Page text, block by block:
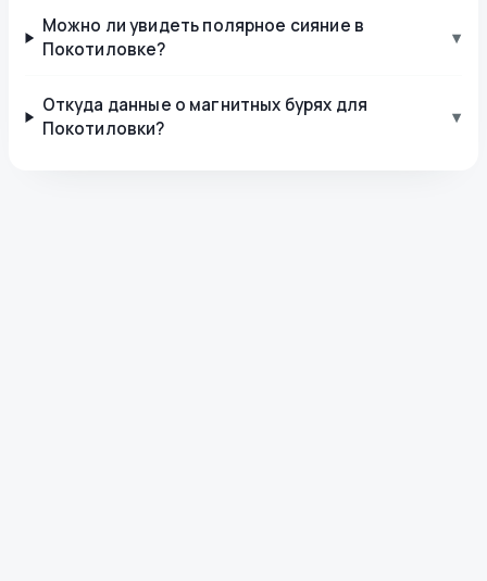
Можно ли увидеть полярное сияние в
Покотиловке?
▾
Откуда данные о магнитных бурях для
Покотиловки?
▾